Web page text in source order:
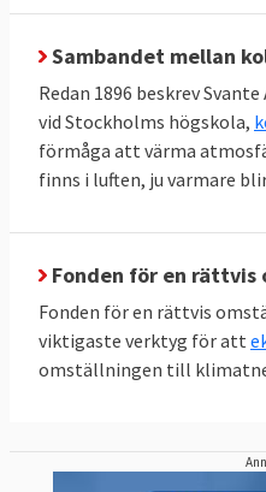
Sambandet mellan
Redan 1896 beskrev
vid Stockholms högskola,
förmåga att värma
finns i luften, ju varmare
Fonden för en rättvis
Fonden för en rättvis
viktigaste verktyg för att
omställningen till